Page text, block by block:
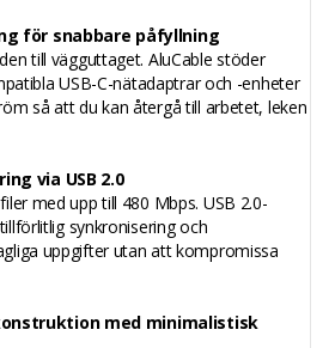
för snabbare påfyllning
till vägguttaget. AluCable stöder
USB-C-nätadaptrar och -enheter
så att du kan återgå till arbetet, leken
via USB 2.0
med upp till 480 Mbps. USB 2.0-
synkronisering och
uppgifter utan att kompromissa
med minimalistisk